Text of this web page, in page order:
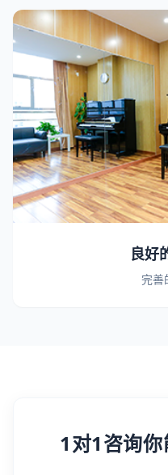
良好
完善
1对1咨询